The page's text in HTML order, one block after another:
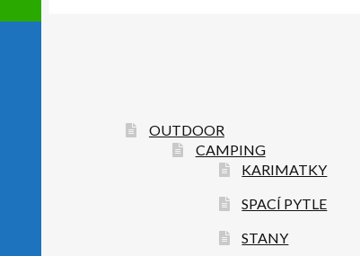
OUTDOOR
CAMPING
KARIMATKY
SPACÍ PYTLE
STANY